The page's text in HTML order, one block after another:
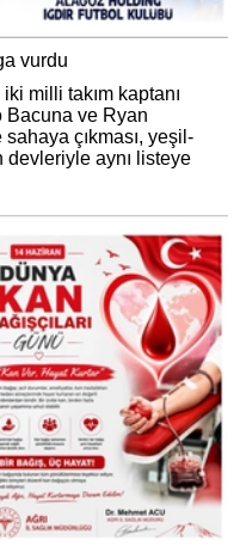
vurdu
milli takım kaptanı
Bacuna ve Ryan
çıkması, yeşil-
devleriyle aynı listeye